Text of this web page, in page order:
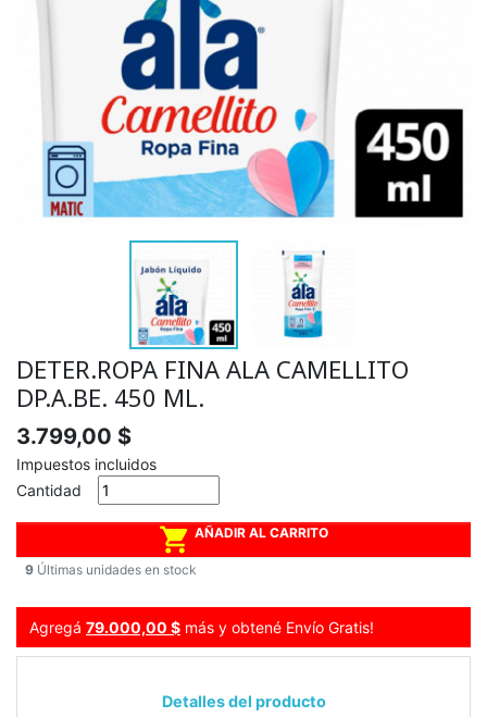
DETER.ROPA FINA ALA CAMELLITO
DP.A.BE. 450 ML.
3.799,00 $
Impuestos incluidos
Cantidad
 AÑADIR AL CARRITO
9 Últimas unidades en stock
Agregá 79.000,00 $ más y obtené Envío Gratis!
Detalles del producto